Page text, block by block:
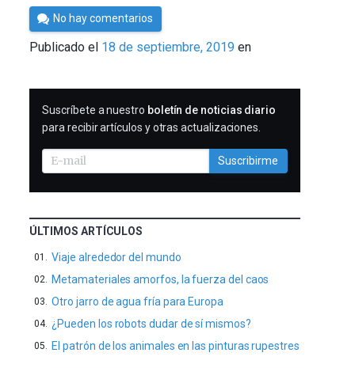
Por
César
Tomé
No hay comentarios
Publicado el 18 de septiembre, 2019 en
SUSCRIBIRME
Suscríbete a nuestro boletín de noticias diario
para recibir artículos y otras actualizaciones.
Suscribirme
ÚLTIMOS ARTÍCULOS
Viaje alrededor del mundo
Metamateriales amorfos, la fuerza del caos
Otro jarro de agua fría para Europa
¿Pueden los robots dudar de sí mismos?
El patrón de los animales en las pinturas rupestres